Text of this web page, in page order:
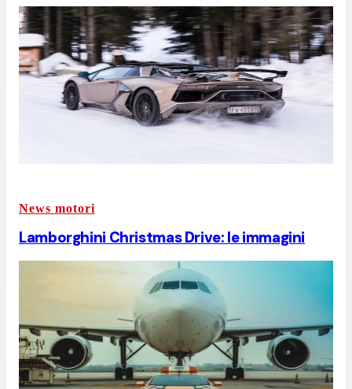
News motori
Lamborghini Christmas Drive: le immagini